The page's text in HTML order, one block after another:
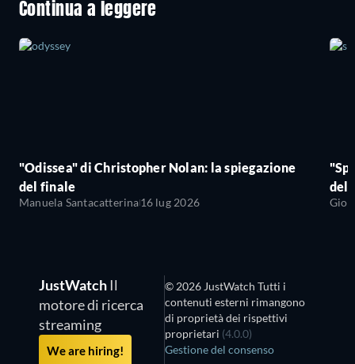
Continua a leggere
"Odissea" di Christopher Nolan: la spiegazione
del finale
Manuela Santacatterina16 lug 2026
del
JustWatch Il
motore di ricerca
streaming
We are hiring!
© 2026 JustWatch Tutti i
contenuti esterni rimangono
di proprietà dei rispettivi
proprietari (4.0.0)
Gestione del consenso